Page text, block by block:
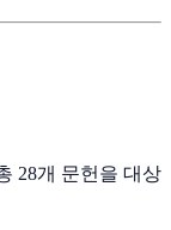
28개 문헌을 대상